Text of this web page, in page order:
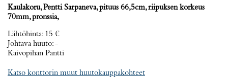
Kaulakoru, Pentti Sarpaneva, pituus 66,5cm, riipuksen korkeus
70mm, pronssia,
Lähtöhinta: 15 €
Johtava huuto:-
Kaivopihan Pantti
Katso konttorin muut huutokauppakohteet